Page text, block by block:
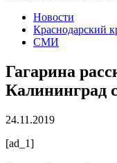
Новости
Краснодарский
СМИ
Гагарина
Калининград
24.11.2019
[ad_1]